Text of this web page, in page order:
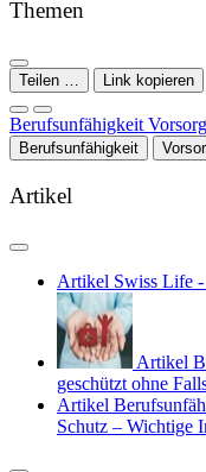
Themen
Teilen … Link kopieren
Berufsunfähigkeit
Berufsunfähigkeit
Artikel
Artikel Swiss Life
Artikel
geschützt ohne
Artikel
Schutz – Wichtige